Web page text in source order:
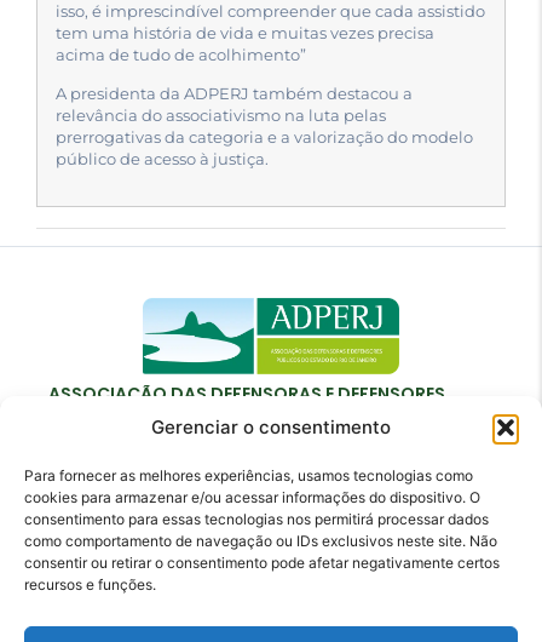
Gerenciar o consentimento
Para fornecer as melhores experiências, usamos tecnologias como
cookies para armazenar e/ou acessar informações do dispositivo. O
consentimento para essas tecnologias nos permitirá processar dados
como comportamento de navegação ou IDs exclusivos neste site. Não
consentir ou retirar o consentimento pode afetar negativamente certos
recursos e funções.
isso, é imprescindível compreender que cada assistido
tem uma história de vida e muitas vezes precisa
acima de tudo de acolhimento”
A presidenta da ADPERJ também destacou a
relevância do associativismo na luta pelas
prerrogativas da categoria e a valorização do modelo
público de acesso à justiça.
ASSOCIAÇÃO DAS DEFENSORAS E DEFENSORES
PÚBLICOS DO ESTADO DO RIO DE JANEIRO
Contato
adperj@adperj.com.br
(21) 2220-6022